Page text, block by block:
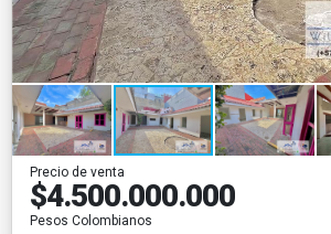
Precio de venta
$4.500.000.000
Pesos Colombianos